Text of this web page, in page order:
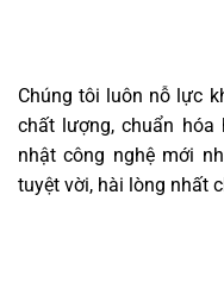
Chúng tôi luôn nỗ lực
chất lượng, chuẩn hóa
nhật công nghệ mới
tuyệt vời, hài lòng nhất